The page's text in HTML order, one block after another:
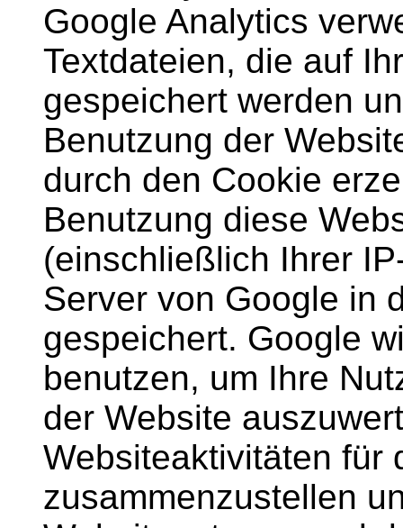
Google Analytics
Textdateien, die auf
gespeichert werden
Benutzung der
durch den Cookie
Benutzung diese
(einschließlich Ihrer
Server von Google in
gespeichert. Google
benutzen, um Ihre
der Website
Websiteaktivitäten für
zusammenzustellen